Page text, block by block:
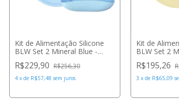
Kit de Alimentação Silicone
BLW Set 2 Mineral Blue -
R$229,90 R$256,30
4 x de R$57,48 sem juros
Kit de
BLW Set 2
R$195,26
3 x de R$65,09